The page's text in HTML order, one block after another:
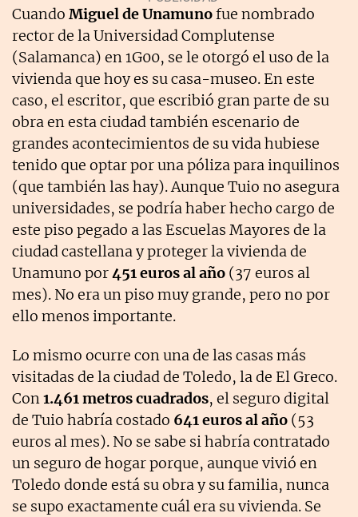
Cuando Miguel de Unamunofue nombrado
rector de la Universidad Complutense
(Salamanca) en 1G00, se le otorgó el uso de la
vivienda que hoy es su casa-museo. En este
caso, el escritor, que escribió gran parte de su
obra en esta ciudad también escenario de
grandes acontecimientos de su vida hubiese
tenido que optar por una póliza para inquilinos
(que también las hay). Aunque Tuio no asegura
universidades, se podría haber hecho cargo de
este piso pegado a las Escuelas Mayores de la
ciudad castellana y proteger la vivienda de
Unamuno por451 euros al año (37 euros al
mes). No era un piso muy grande, pero no por
ello menos importante.
Lo mismo ocurre con una de las casas más
visitadas de la ciudad de Toledo, la de El Greco.
Con1.461 metros cuadrados, el seguro digital
de Tuio habría costado 641 euros al año (53
euros al mes). No se sabe si habría contratado
un seguro de hogar porque, aunque vivió en
Toledo donde está su obra y su familia, nunca
se supo exactamente cuál era su vivienda. Se